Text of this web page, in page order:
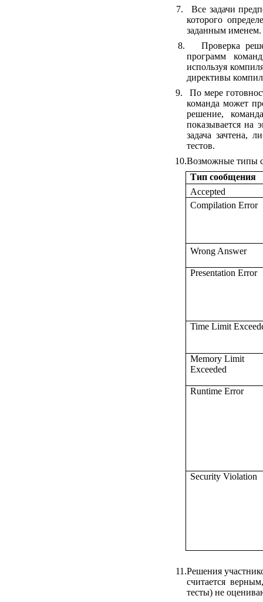
7.
Все задачи
которого
заданным именем.
8.
Проверка
программ
используя
директивы
9.
По мере
команда может
решение,
показывается на
задача зачтена,
тестов.
10.Возможные типы
Тип сообщения
Accepted
Compilation Error
Wrong Answer
Presentation Error
Time Limit
Memory Limit
Exceeded
Runtime Error
Security Violation
11.Решения
считается
тесты) не